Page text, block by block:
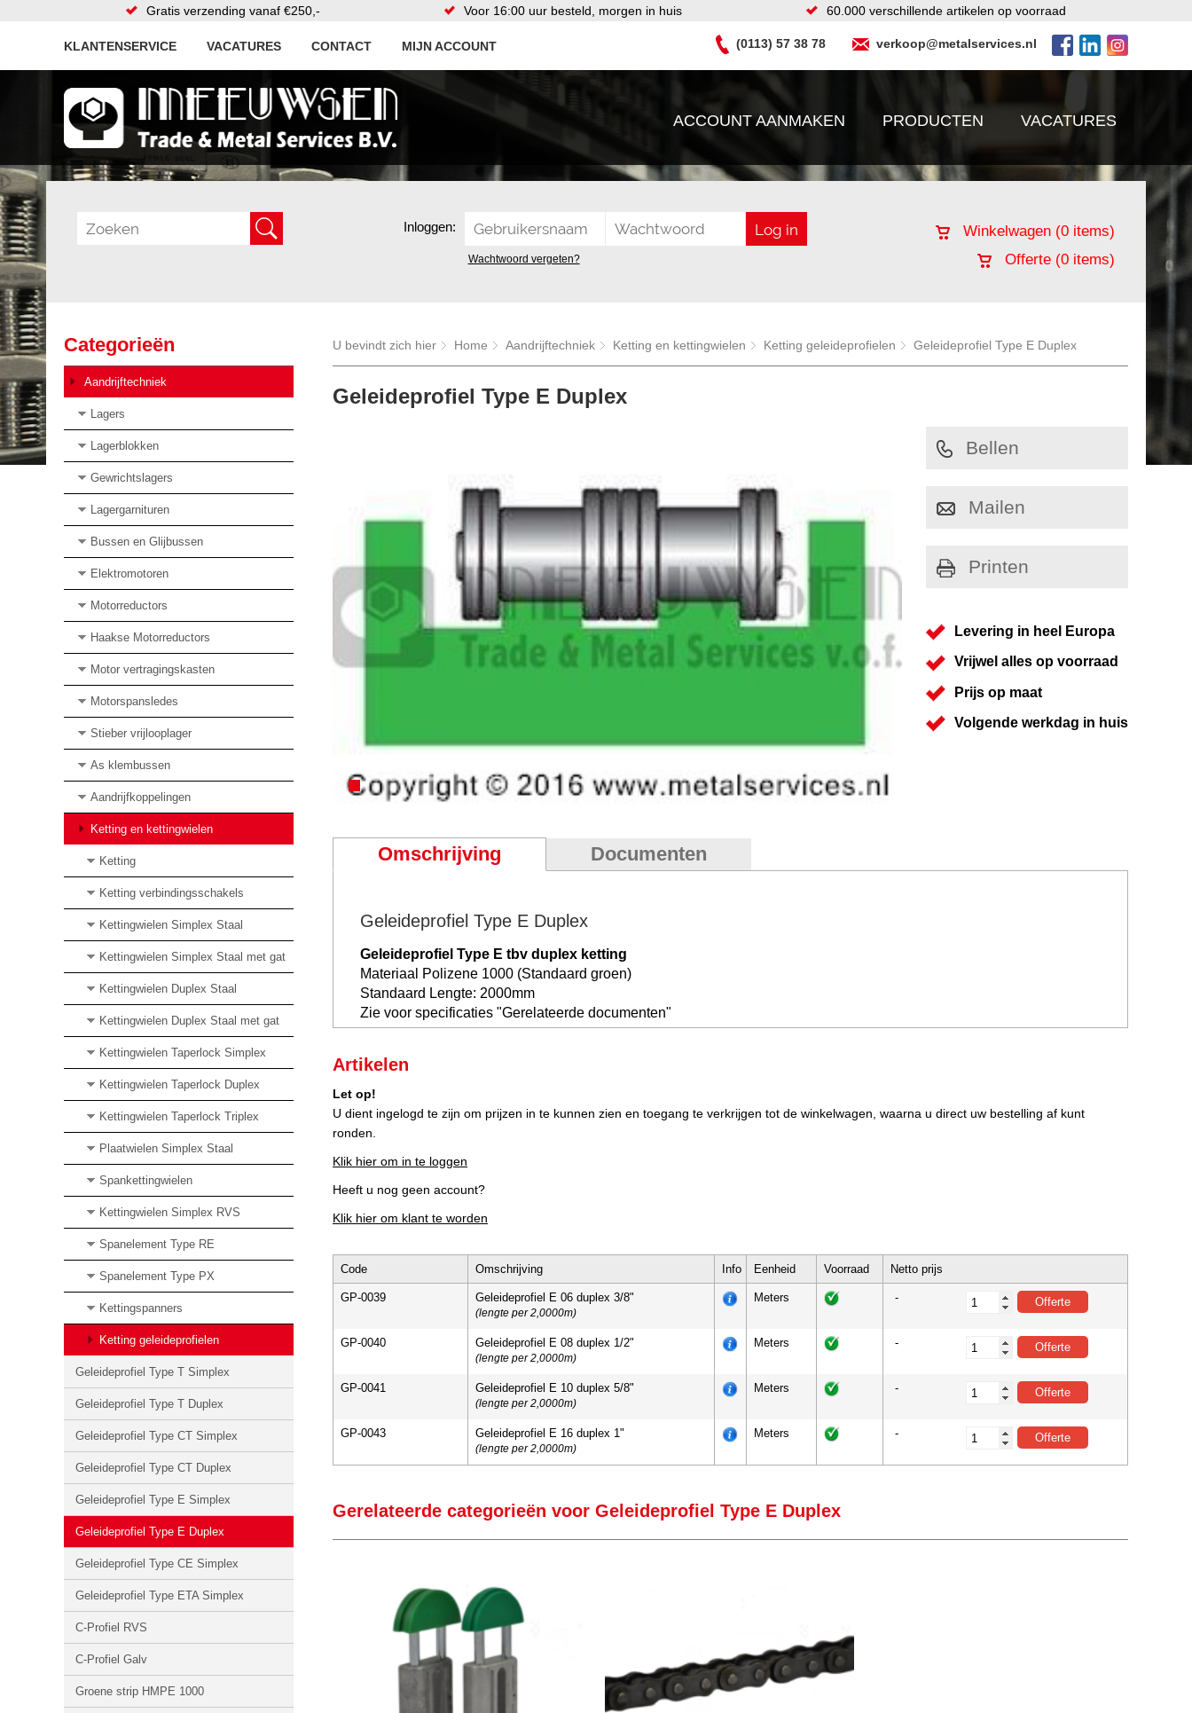
Gratis verzending vanaf €250,- Voor 16:00 uur besteld, morgen in huis 60.000 verschillende artikelen op voorraad
KLANTENSERVICE VACATURES CONTACT MIJN ACCOUNT (0113) 57 38 78 verkoop@metalservices.nl
ACCOUNT AANMAKEN PRODUCTEN VACATURES
Inloggen:
Wachtwoord vergeten?
Winkelwagen (0 items)
Offerte (0 items)
Categorieën
Aandrijftechniek
Lagers
Lagerblokken
Gewrichtslagers
Lagergarnituren
Bussen en Glijbussen
Elektromotoren
Motorreductors
Haakse Motorreductors
Motor vertragingskasten
Motorspansledes
Stieber vrijlooplager
As klembussen
Aandrijfkoppelingen
Ketting en kettingwielen
Ketting
Ketting verbindingsschakels
Kettingwielen Simplex Staal
Kettingwielen Simplex Staal met gat
Kettingwielen Duplex Staal
Kettingwielen Duplex Staal met gat
Kettingwielen Taperlock Simplex
Kettingwielen Taperlock Duplex
Kettingwielen Taperlock Triplex
Plaatwielen Simplex Staal
Spankettingwielen
Kettingwielen Simplex RVS
Spanelement Type RE
Spanelement Type PX
Kettingspanners
Ketting geleideprofielen
Geleideprofiel Type T Simplex
Geleideprofiel Type T Duplex
Geleideprofiel Type CT Simplex
Geleideprofiel Type CT Duplex
Geleideprofiel Type E Simplex
Geleideprofiel Type E Duplex
Geleideprofiel Type CE Simplex
Geleideprofiel Type ETA Simplex
C-Profiel RVS
C-Profiel Galv
Groene strip HMPE 1000
U bevindt zich hier Home Aandrijftechniek Ketting en kettingwielen Ketting geleideprofielen Geleideprofiel Type E Duplex
Geleideprofiel Type E Duplex
Bellen
Mailen
Printen
Levering in heel Europa
Vrijwel alles op voorraad
Prijs op maat
Volgende werkdag in huis
Omschrijving Documenten
Geleideprofiel Type E Duplex
Geleideprofiel Type E tbv duplex ketting
Materiaal Polizene 1000 (Standaard groen)
Standaard Lengte: 2000mm
Zie voor specificaties "Gerelateerde documenten"
Artikelen
Let op!
U dient ingelogd te zijn om prijzen in te kunnen zien en toegang te verkrijgen tot de winkelwagen, waarna u direct uw bestelling af kunt
ronden.
Klik hier om in te loggen
Heeft u nog geen account?
Klik hier om klant te worden
Code Omschrijving Info Eenheid Voorraad Netto prijs
GP-0039 Geleideprofiel E 06 duplex 3/8"
(lengte per 2,0000m)
Meters -
GP-0040 Geleideprofiel E 08 duplex 1/2"
(lengte per 2,0000m)
Meters -
GP-0041 Geleideprofiel E 10 duplex 5/8"
(lengte per 2,0000m)
Meters -
GP-0043 Geleideprofiel E 16 duplex 1"
(lengte per 2,0000m)
Meters -
Gerelateerde categorieën voor Geleideprofiel Type E Duplex